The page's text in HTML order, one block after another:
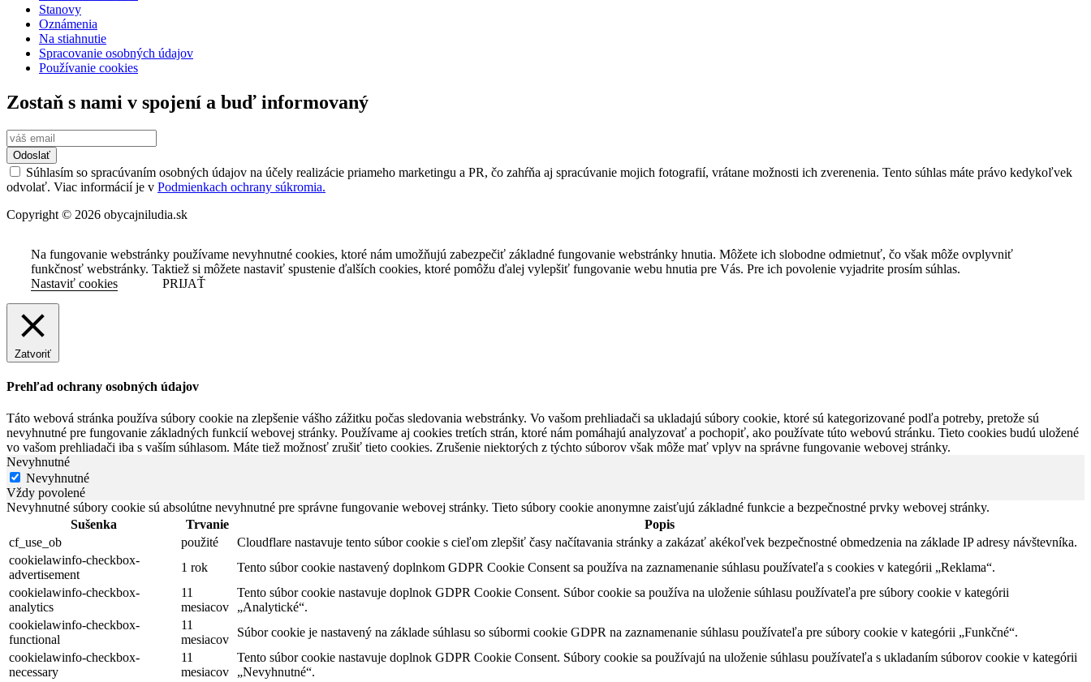
Stanovy
Oznámenia
Na stiahnutie
Spracovanie osobných údajov
Používanie cookies
Zostaň s nami v spojení a buď informovaný
Odoslať
Súhlasím so spracúvaním osobných údajov na účely realizácie priameho marketingu a PR, čo zahŕňa aj spracúvanie mojich fotografií, vrátane možnosti ich zverenenia. Tento súhlas máte právo kedykoľvek
odvolať. Viac informácií je v Podmienkach ochrany súkromia.
Copyright © 2026 obycajniludia.sk
Na fungovanie webstránky používame nevyhnutné cookies, ktoré nám umožňujú zabezpečiť základné fungovanie webstránky hnutia. Môžete ich slobodne odmietnuť, čo však môže ovplyvniť
funkčnosť webstránky. Taktiež si môžete nastaviť spustenie ďalších cookies, ktoré pomôžu ďalej vylepšiť fungovanie webu hnutia pre Vás. Pre ich povolenie vyjadrite prosím súhlas.
Nastaviť cookies
PRIJAŤ
Zatvoriť
Prehľad ochrany osobných údajov
Táto webová stránka používa súbory cookie na zlepšenie vášho zážitku počas sledovania webstránky. Vo vašom prehliadači sa ukladajú súbory cookie, ktoré sú kategorizované podľa potreby, pretože sú
nevyhnutné pre fungovanie základných funkcií webovej stránky. Používame aj cookies tretích strán, ktoré nám pomáhajú analyzovať a pochopiť, ako používate túto webovú stránku. Tieto cookies budú uložené
vo vašom prehliadači iba s vaším súhlasom. Máte tiež možnosť zrušiť tieto cookies. Zrušenie niektorých z týchto súborov však môže mať vplyv na správne fungovanie webovej stránky.
Nevyhnutné
Nevyhnutné
Vždy povolené
Nevyhnutné súbory cookie sú absolútne nevyhnutné pre správne fungovanie webovej stránky. Tieto súbory cookie anonymne zaisťujú základné funkcie a bezpečnostné prvky webovej stránky.
Sušenka
Trvanie
Popis
cf_use_ob
použité
Cloudflare nastavuje tento súbor cookie s cieľom zlepšiť časy načítavania stránky a zakázať akékoľvek bezpečnostné obmedzenia na základe IP adresy návštevníka.
cookielawinfo-checkbox-
advertisement
1 rok
Tento súbor cookie nastavený doplnkom GDPR Cookie Consent sa používa na zaznamenanie súhlasu používateľa s cookies v kategórii „Reklama“.
cookielawinfo-checkbox-
analytics
11
mesiacov
Tento súbor cookie nastavuje doplnok GDPR Cookie Consent. Súbor cookie sa používa na uloženie súhlasu používateľa pre súbory cookie v kategórii
„Analytické“.
cookielawinfo-checkbox-
functional
11
mesiacov
Súbor cookie je nastavený na základe súhlasu so súbormi cookie GDPR na zaznamenanie súhlasu používateľa pre súbory cookie v kategórii „Funkčné“.
cookielawinfo-checkbox-
necessary
11
mesiacov
Tento súbor cookie nastavuje doplnok GDPR Cookie Consent. Súbory cookie sa používajú na uloženie súhlasu používateľa s ukladaním súborov cookie v kategórii
„Nevyhnutné“.